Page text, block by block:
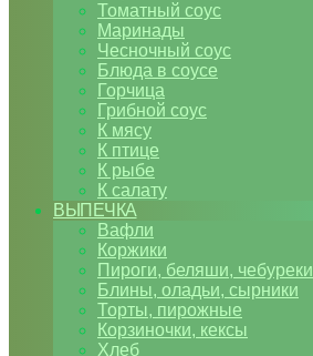
Томатный соус
Маринады
Чесночный соус
Блюда в соусе
Горчица
Грибной соус
К мясу
К птице
К рыбе
К салату
ВЫПЕЧКА
Вафли
Коржики
Пироги, беляши, чебуреки
Блины, оладьи, сырники
Торты, пирожные
Корзиночки, кексы
Хлеб